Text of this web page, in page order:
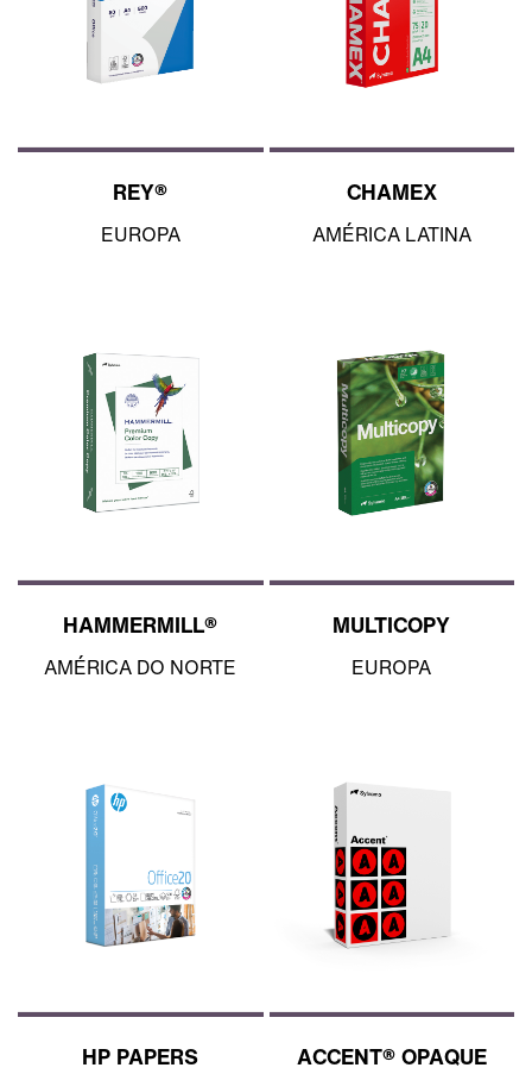
REY®
EUROPA
CHAMEX
AMÉRICA LATINA
HAMMERMILL®
AMÉRICA DO NORTE
MULTICOPY
EUROPA
HP PAPERS ACCENT® OPAQUE